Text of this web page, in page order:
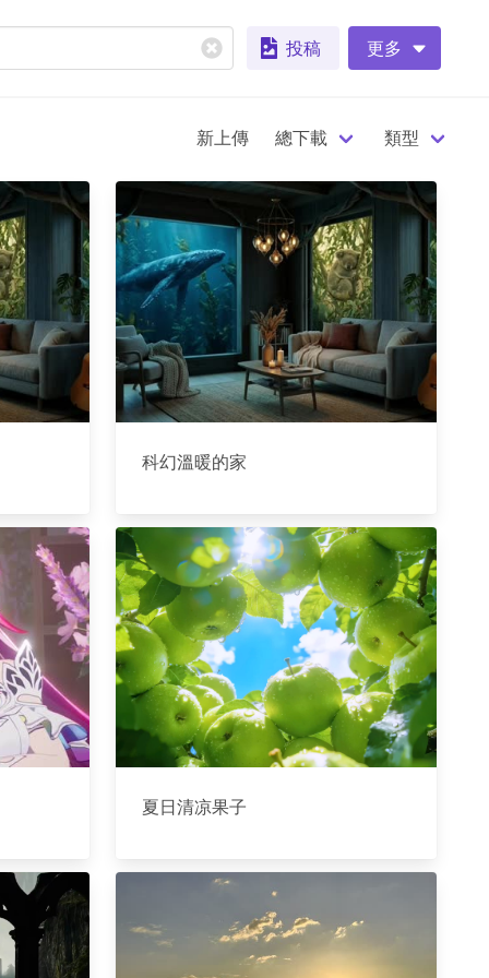
投稿 更多
新上傳 總下載 類型
科幻溫暖的家
夏日清凉果子